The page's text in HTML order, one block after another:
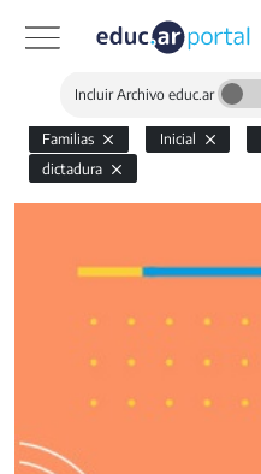
Incluir Archivo educ.ar
Familias Inicial
dictadura